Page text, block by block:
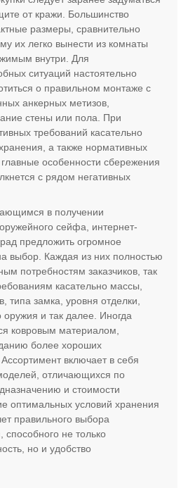
от кражи. Большинство
размеры, сравнительно
их легко вынести из комнаты
внутри. Для
ситуаций настоятельно
о правильном монтаже с
анкерных метизов,
стены или пола. При
требований касательно
а также нормативных
особенности сбережения
с рядом негативных
в получении
сейфа, интернет-
предложить огромное
выбор. Каждая из них полностью
потребностям заказчиков, так
касательно массы,
типа замка, уровня отделки,
оружия и так далее. Иногда
ковровым материалом,
более хороших
Ассортимент включает в себя
отличающихся по
и стоимости
оптимальных условий хранения
правильного выбора
не только
но и удобство